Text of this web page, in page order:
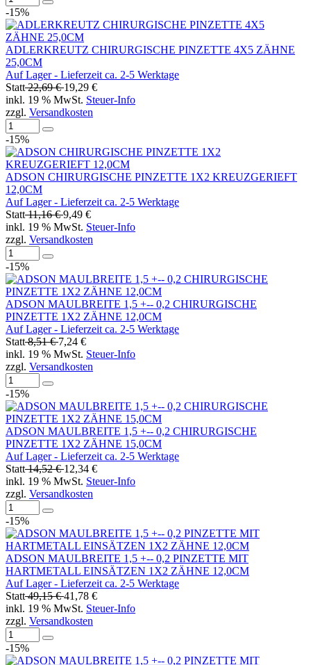
-15%
ADLERKREUTZ CHIRURGISCHE PINZETTE 4X5 ZÄHNE
25,0CM
Auf Lager - Lieferzeit ca. 2-5 Werktage
Statt22,69 €19,29 €
inkl. 19 % MwSt. Steuer-Info
zzgl. Versandkosten
-15%
ADSON CHIRURGISCHE PINZETTE 1X2 KREUZGERIEFT
12,0CM
Auf Lager - Lieferzeit ca. 2-5 Werktage
Statt11,16 €9,49 €
inkl. 19 % MwSt. Steuer-Info
zzgl. Versandkosten
-15%
ADSON MAULBREITE 1,5 +-- 0,2 CHIRURGISCHE
PINZETTE 1X2 ZÄHNE 12,0CM
Auf Lager - Lieferzeit ca. 2-5 Werktage
Statt8,51 €7,24 €
inkl. 19 % MwSt. Steuer-Info
zzgl. Versandkosten
-15%
ADSON MAULBREITE 1,5 +-- 0,2 CHIRURGISCHE
PINZETTE 1X2 ZÄHNE 15,0CM
Auf Lager - Lieferzeit ca. 2-5 Werktage
Statt14,52 €12,34 €
inkl. 19 % MwSt. Steuer-Info
zzgl. Versandkosten
-15%
ADSON MAULBREITE 1,5 +-- 0,2 PINZETTE MIT
HARTMETALL EINSÄTZEN 1X2 ZÄHNE 12,0CM
Auf Lager - Lieferzeit ca. 2-5 Werktage
Statt49,15 €41,78 €
inkl. 19 % MwSt. Steuer-Info
zzgl. Versandkosten
-15%